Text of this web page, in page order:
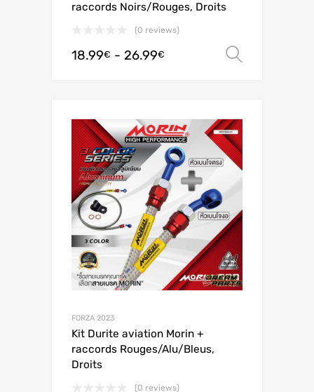
raccords Noirs/Rouges, Droits
(0 reviews)
18.99€ - 26.99€
FORZA 2023
Kit Durite aviation Morin +
raccords Rouges/Alu/Bleus,
Droits
(0 reviews)